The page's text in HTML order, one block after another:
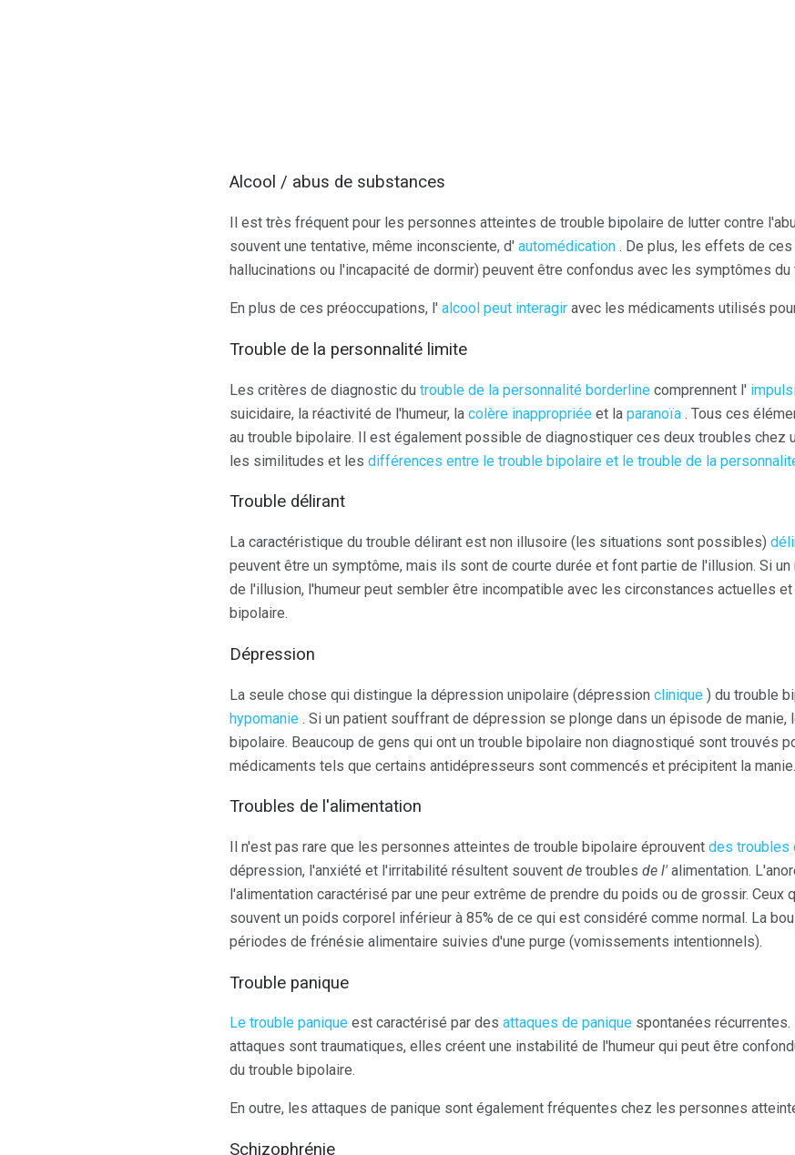
Alcool / abus de substances
Il est très fréquent pour les personnes atteintes de trouble bipolaire de lutter contre
souvent une tentative, même inconsciente, d' automédication . De plus, les effets de
hallucinations ou l'incapacité de dormir) peuvent être confondus avec les symptômes
En plus de ces préoccupations, l' alcool peut interagir avec les médicaments utilisés
Trouble de la personnalité limite
Les critères de diagnostic du trouble de la personnalité borderline comprennent l'
suicidaire, la réactivité de l'humeur, la colère inappropriée et la paranoïa . Tous ces
au trouble bipolaire. Il est également possible de diagnostiquer ces deux troubles chez
les similitudes et les différences entre le trouble bipolaire et le trouble de la
Trouble délirant
La caractéristique du trouble délirant est non illusoire (les situations sont possibles)
peuvent être un symptôme, mais ils sont de courte durée et font partie de l'illusion. Si
de l'illusion, l'humeur peut sembler être incompatible avec les circonstances actuelles
bipolaire.
Dépression
La seule chose qui distingue la dépression unipolaire (dépression clinique ) du trouble
hypomanie . Si un patient souffrant de dépression se plonge dans un épisode de manie,
bipolaire. Beaucoup de gens qui ont un trouble bipolaire non diagnostiqué sont trouvés
médicaments tels que certains antidépresseurs sont commencés et précipitent la manie.
Troubles de l'alimentation
Il n'est pas rare que les personnes atteintes de trouble bipolaire éprouvent des troubles
dépression, l'anxiété et l'irritabilité résultent souvent de troubles de l' alimentation.
l'alimentation caractérisé par une peur extrême de prendre du poids ou de grossir. Ceux
souvent un poids corporel inférieur à 85% de ce qui est considéré comme normal. La
périodes de frénésie alimentaire suivies d'une purge (vomissements intentionnels).
Trouble panique
Le trouble panique est caractérisé par des attaques de panique spontanées
attaques sont traumatiques, elles créent une instabilité de l'humeur qui peut être
du trouble bipolaire.
En outre, les attaques de panique sont également fréquentes chez les personnes
Schizophrénie